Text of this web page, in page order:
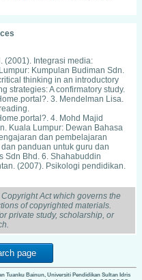
(2001). Integrasi media:
Kumpulan Budiman Sdn.
thinking in an introductory
strategies: A confirmatory study.
3. Mendelman Lisa.
4. Mohd Majid
Kuala Lumpur: Dewan Bahasa
dan pembelajaran
panduan untuk guru dan
Sdn Bhd. 6. Shahabuddin
(2007). Psikologi pendidikan.
pengajaran Bahasa Melayu.
Act which governs the
of copyrighted materials.
private study, scholarship, or
page
Tuanku Bainun, Universiti Pendidikan Sultan Idris